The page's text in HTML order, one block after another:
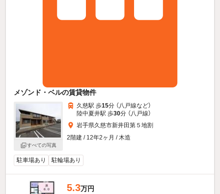
メゾンド・ベルの賃貸物件
すべての写真
久慈駅 歩15分 （八戸線など）
陸中夏井駅 歩30分 （八戸線）
岩手県久慈市新井田第５地割
2階建 / 12年2ヶ月 / 木造
駐車場あり 駐輪場あり
5.3万円